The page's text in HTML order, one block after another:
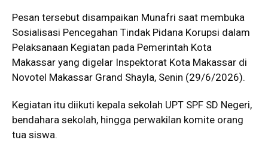
Pesan tersebut disampaikan Munafri saat membuka
Sosialisasi Pencegahan Tindak Pidana Korupsi dalam
Pelaksanaan Kegiatan pada Pemerintah Kota
Makassar yang digelar Inspektorat Kota Makassar di
Novotel Makassar Grand Shayla, Senin (29/6/2026).
Kegiatan itu diikuti kepala sekolah UPT SPF SD Negeri,
bendahara sekolah, hingga perwakilan komite orang
tua siswa.